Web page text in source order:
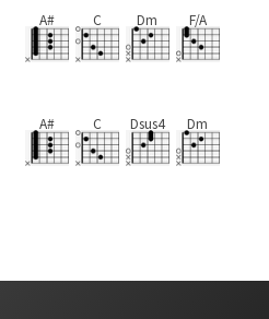
A# C Dm F/A
A# C Dsus4 Dm